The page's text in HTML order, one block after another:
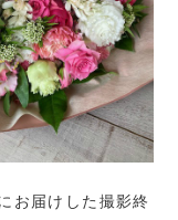
お届けした撮影終